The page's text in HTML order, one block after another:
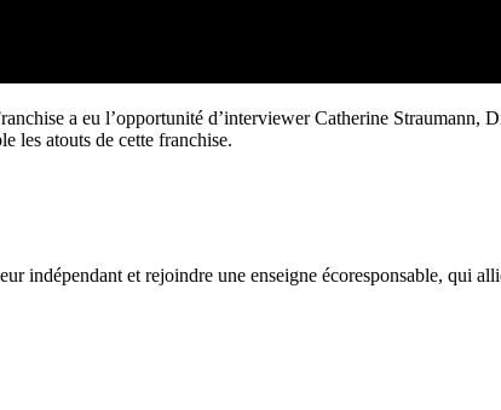
a eu l’opportunité d’interviewer Catherine Straumann,
les atouts de cette franchise.
indépendant et rejoindre une enseigne écoresponsable, qui